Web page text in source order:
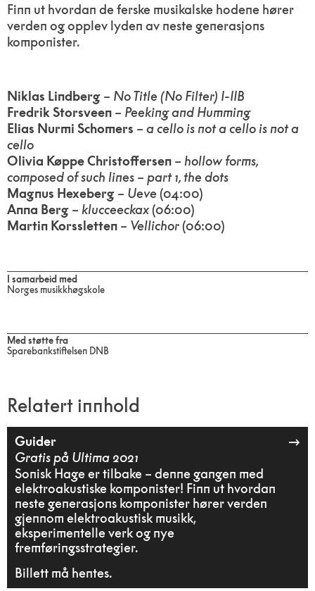
Finn ut hvordan de ferske musikalske hodene hører
verden og opplev lyden av neste generasjons
komponister.
Niklas Lindberg – No Title (No Filter) I-IIB
Fredrik Storsveen – Peeking and Humming
Elias Nurmi Schomers –a cello is not a cello is not a
cello
Olivia Køppe Christoffersen –hollow forms,
composed of such lines – part 1, the dots
Magnus Hexeberg – Ueve (04:00)
Anna Berg –klucceeckax(06:00)
Martin Korssletten – Vellichor(06:00)
I samarbeid med
Norges musikkhøgskole
Med støtte fra
Sparebankstiftelsen DNB
Relatert innhold
Guider
Gratis på Ultima 2021
Sonisk Hage er tilbake – denne gangen med
elektroakustiske komponister! Finn ut hvordan
neste generasjons komponister hører verden
gjennom elektroakustisk musikk,
eksperimentelle verk og nye
fremføringsstrategier.
Billett må hentes.